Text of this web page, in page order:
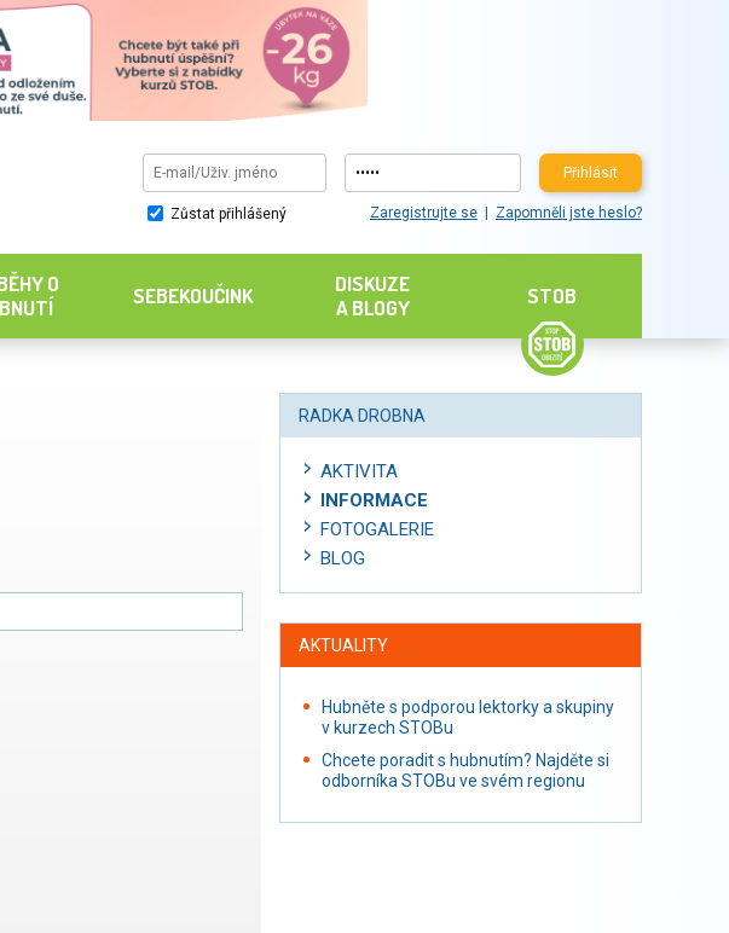
Přihlásit
Zůstat přihlášený Zaregistrujte se Zapomněli jste heslo?
O
SEBEKOUČINK
DISKUZE
A BLOGY
STOB
RADKA DROBNA
AKTIVITA
INFORMACE
FOTOGALERIE
BLOG
AKTUALITY
Hubněte s podporou lektorky a skupiny
v kurzech STOBu
Chcete poradit s hubnutím? Najděte si
odborníka STOBu ve svém regionu